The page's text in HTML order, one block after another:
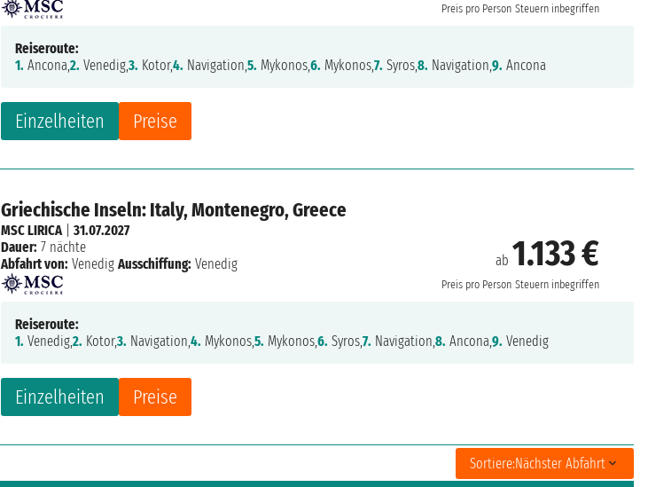
Preis pro Person Steuern inbegriffen
Einzelheiten Preise
Reiseroute:
1. Ancona,2. Venedig,3. Kotor,4. Navigation,5. Mykonos,6. Mykonos,7. Syros,8. Navigation,9. Ancona
Griechische Inseln: Italy, Montenegro, Greece
ab 1.133 €
Preis pro Person Steuern inbegriffen
Einzelheiten Preise
MSC LIRICA|31.07.2027
Dauer: 7 nächte
Abfahrt von: Venedig Ausschiffung: Venedig
Reiseroute:
1. Venedig,2. Kotor,3. Navigation,4. Mykonos,5. Mykonos,6. Syros,7. Navigation,8. Ancona,9. Venedig
Sortiere:Nächster Abfahrt